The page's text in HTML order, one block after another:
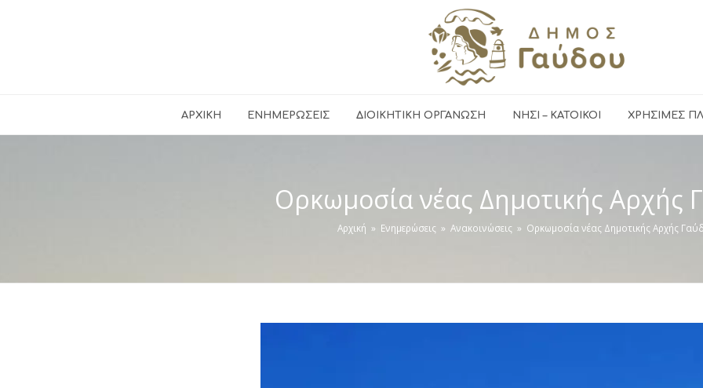
ΑΡΧΙΚΉ ΕΝΗΜΕΡΏΣΕΙΣ ΔΙΟΙΚΗΤΙΚΗ ΟΡΓΑΝΩΣΗ ΝΗΣΙ – ΚΑΤΟΙΚΟΙ ΧΡΉΣΙΜΕΣ
Ορκωμοσία νέας Δημοτικής Αρχής
Αρχική » Ενημερώσεις » Ανακοινώσεις » Ορκωμοσία νέας Δημοτικής Αρχής